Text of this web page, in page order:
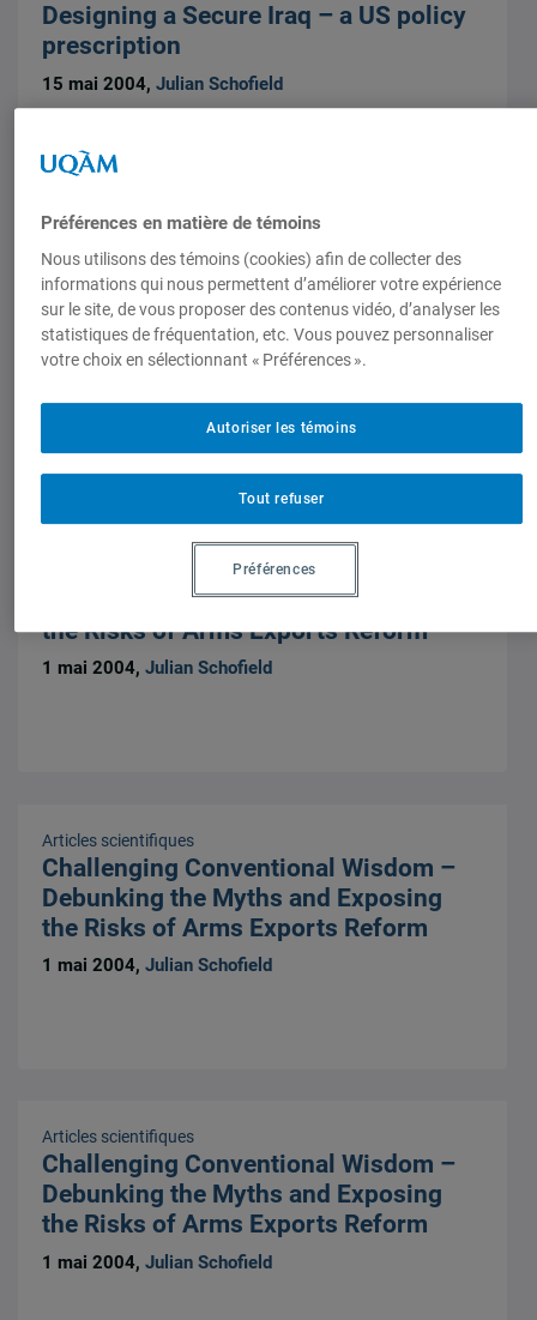
Designing a Secure Iraq – a US policy
prescription
15 mai 2004,Julian Schofield
Articles scientifiques
Designing a Secure Iraq – a US policy
prescription
15 mai 2004,Julian Schofield
Articles scientifiques
Challenging Conventional Wisdom –
Debunking the Myths and Exposing
the Risks of Arms Exports Reform
1 mai 2004,Julian Schofield
Articles scientifiques
Challenging Conventional Wisdom –
Debunking the Myths and Exposing
the Risks of Arms Exports Reform
1 mai 2004,Julian Schofield
Articles scientifiques
Challenging Conventional Wisdom –
Debunking the Myths and Exposing
the Risks of Arms Exports Reform
1 mai 2004,Julian Schofield
Préférences en matière de témoins
Nous utilisons des témoins (cookies) afin de collecter des
informations qui nous permettent d’améliorer votre expérience
sur le site, de vous proposer des contenus vidéo, d’analyser les
statistiques de fréquentation, etc. Vous pouvez personnaliser
votre choix en sélectionnant « Préférences ».
Tout refuser
Autoriser les témoins
Préférences